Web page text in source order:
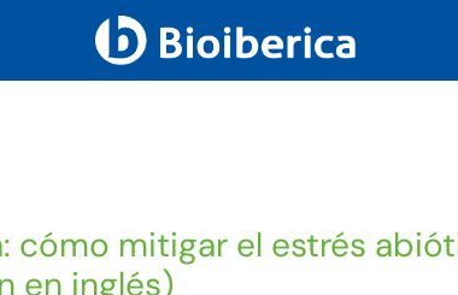
cómo mitigar el estrés
en inglés)